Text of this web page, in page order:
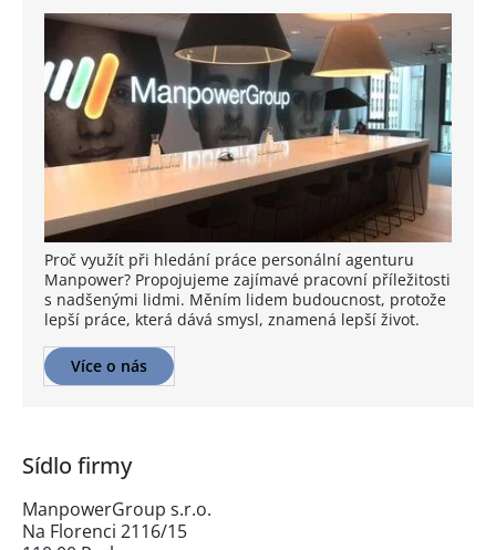
Proč využít při hledání práce personální agenturu
Manpower? Propojujeme zajímavé pracovní příležitosti
s nadšenými lidmi. Měním lidem budoucnost, protože
lepší práce, která dává smysl, znamená lepší život.
Více o nás
Sídlo firmy
ManpowerGroup s.r.o.
Na Florenci 2116/15